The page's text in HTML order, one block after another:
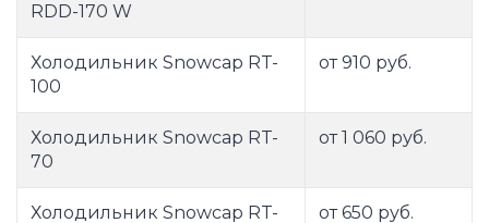
RDD-170 W
Холодильник Snowcap RT-
100
от 910 руб.
Холодильник Snowcap RT-
70
от 1 060 руб.
Холодильник Snowcap RT-
от 650 руб.